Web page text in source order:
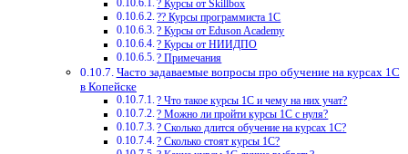
? Курсы от Skillbox
?‍? Курсы программиста 1С
? Курсы от Eduson Academy
? Курсы от НИИДПО
? Примечания
Часто задаваемые вопросы про обучение на курсах 1С
в Копейске
? Что такое курсы 1С и чему на них учат?
? Можно ли пройти курсы 1С с нуля?
? Сколько длится обучение на курсах 1С?
? Сколько стоят курсы 1С?